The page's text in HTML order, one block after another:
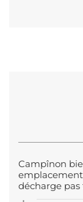
Campînon
emplacement
décharge pas